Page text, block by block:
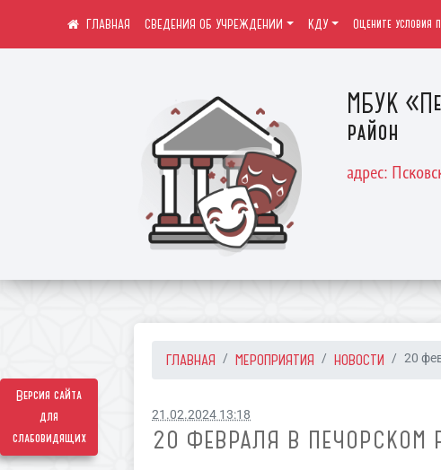
Версия сайта
для
слабовидящих
МБУК
район
адрес:
СВЕДЕНИЯ ОБ УЧРЕЖДЕНИИ КДУ Оцените условия
ГЛАВНАЯ МЕРОПРИЯТИЯ НОВОСТИ 20
21.02.2024 13:18
20 ФЕВРАЛЯ В ПЕЧОРСКОМ